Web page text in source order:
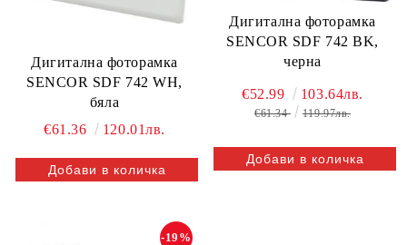
Дигитална фоторамка
SENCOR SDF 742 WH,
бяла
€61.36
120.01лв.
Дигитална фоторамка
SENCOR SDF 742 BK,
черна
€52.99 103.64лв.
€61.34 119.97лв.
-19%